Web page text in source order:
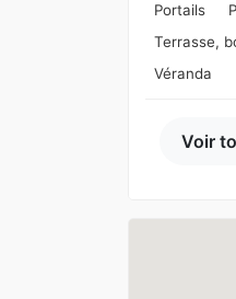
Portails
Terrasse,
Véranda
Voir